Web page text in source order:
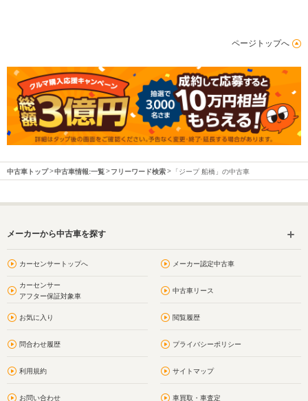
ページトップへ
中古車トップ 中古車情報:一覧 フリーワード検索 「ジープ 船橋」の中古車
メーカーから中古車を探す
カーセンサートップへ メーカー認定中古車
カーセンサー
アフター保証対象車
中古車リース
お気に入り 閲覧履歴
問合わせ履歴 プライバシーポリシー
利用規約 サイトマップ
お問い合わせ 車買取・車査定